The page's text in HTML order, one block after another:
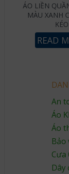
ÁO LIỀN
MÀU XANH
KÉO
READ
An
Áo
Áo
Bảo
Cưa
Dây